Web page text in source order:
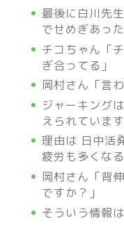
最後に白川先
でせめぎあった
チコちゃん「
ぎ合ってる」
岡村さん「言
ジャーキング
えられています
理由は 日中活
疲労も多くな
岡村さん「背
ですか？」
そういう情報